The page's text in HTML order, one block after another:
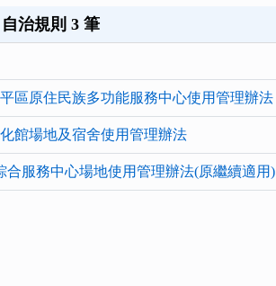
治規則 3 筆
區原住民族多功能服務中心使用管理辦法
館場地及宿舍使用管理辦法
合服務中心場地使用管理辦法(原繼續適用)